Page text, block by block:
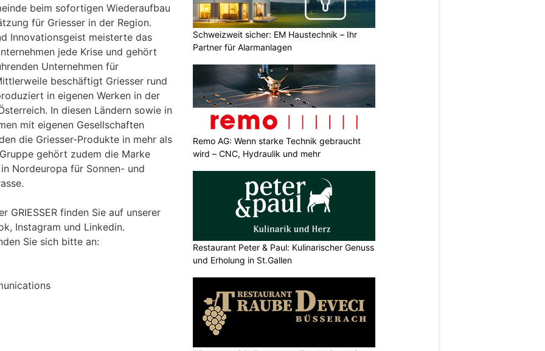
beim sofortigen Wiederaufbau
für Griesser in der Region.
Innovationsgeist meisterte das
jede Krise und gehört
Unternehmen für
beschäftigt Griesser rund
in eigenen Werken in der
In diesen Ländern sowie in
mit eigenen Gesellschaften
die Griesser-Produkte in mehr als
gehört zudem die Marke
Nordeuropa für Sonnen- und
GRIESSER finden Sie auf unserer
Instagram und Linkedin.
Sie sich bitte an:
Schweizweit sicher: EM Haustechnik – Ihr
Partner für Alarmanlagen
Remo AG: Wenn starke Technik gebraucht
wird – CNC, Hydraulik und mehr
Restaurant Peter & Paul: Kulinarischer Genuss
und Erholung in St.Gallen